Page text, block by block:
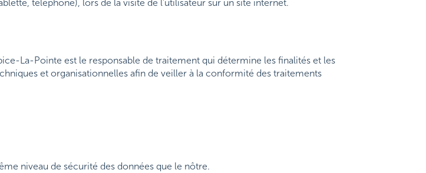
téléphone), lors de la visite de l’utilisateur sur un site internet.
La-Pointe est le responsable de traitement qui détermine les finalités et les
et organisationnelles afin de veiller à la conformité des traitements
niveau de sécurité des données que le nôtre.